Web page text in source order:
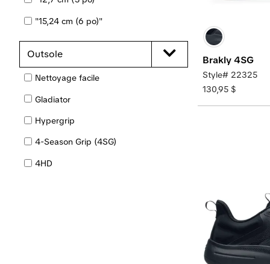
"15,24 cm (6 po)"
"17,78 cm (7 po)"
"25,4 cm (10 po)"
"35,06 cm (14 po)"
14,5 po
38 cm (15 po)
Outsole
Nettoyage facile
Gladiator
Hypergrip
4-Season Grip (4SG)
4HD
Brakly 4SG
Style# 22325
130,95 $